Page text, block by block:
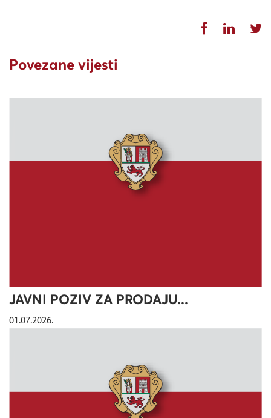
Povezane vijesti
JAVNI POZIV ZA PRODAJU...
01.07.2026.